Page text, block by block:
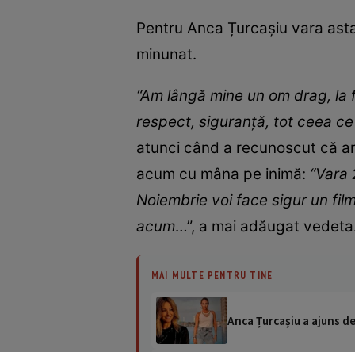
Pentru Anca Țurcașiu vara
minunat.
“Am lângă mine un om drag,
respect, siguranță, tot ceea
atunci când a recunoscut că
acum cu mâna pe inimă:
Noiembrie voi face sigur un
acum…”, a mai adăugat
MAI MULTE PENTRU TINE
Anca Țurcașiu a ajuns